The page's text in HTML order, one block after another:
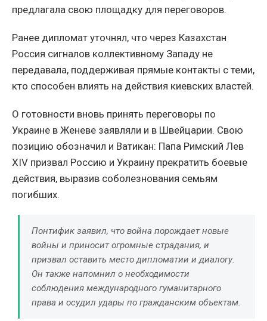
предлагала свою площадку для переговоров.
Ранее дипломат уточнял, что через Казахстан
Россия сигналов коллективному Западу не
передавала, поддерживая прямые контакты с теми,
кто способен влиять на действия киевских властей.
О готовности вновь принять переговоры по
Украине в Женеве заявляли и в Швейцарии. Свою
позицию обозначил и Ватикан: Папа Римский Лев
XIV призвал Россию и Украину прекратить боевые
действия, выразив соболезнования семьям
погибших.
Понтифик заявил, что война порождает новые
войны и приносит огромные страдания, и
призвал оставить место дипломатии и диалогу.
Он также напомнил о необходимости
соблюдения международного гуманитарного
права и осудил удары по гражданским объектам.